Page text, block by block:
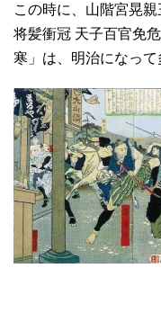
この時に、山階宮晃
将髪衝冠 天子百官免
寒」は、明治になって